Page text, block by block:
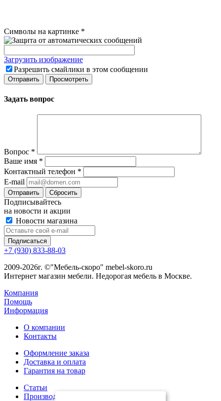
Символы на картинке *
Загрузить изображение
Разрешить смайлики в этом сообщении
Задать вопрос
Вопрос *
Ваше имя *
Контактный телефон *
E-mail
Сбросить
Подписывайтесь
на новости и акции
Новости магазина
+7 (930) 833-88-03
2009-2026г. ©"Мебель-скоро" mebel-skoro.ru
Интернет магазин мебели. Недорогая мебель в Москве.
Компания
Помощь
Информация
О компании
Контакты
Оформление заказа
Доставка и оплата
Гарантия на товар
Статьи
Производители